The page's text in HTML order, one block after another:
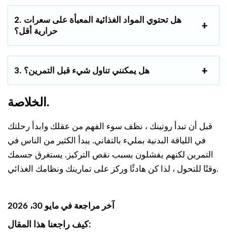
2. هل تحتوي المواد الغذائية المعبأة على سعرات
حرارية أقل؟
3. هل يمكنني تناول شيء قبل التمرين؟
الخلاصة.
قبل أن تبدأ روتينك ، نظف سوء الفهم من عقلك وابدأ رحلتك
في اللياقة البدنية بمليء بالتفاني. يبدأ الكثير من الناس في
التمرين لكنهم يفشلون بسبب نقص التركيز. يستغرق جسمك
وقتًا للتحول ، لذا كن هادئًا وركز على تمارينك ونظامك الغذائي.
آخر مراجعة في مايو 30، 2026
كيف راجعنا هذا المقال: